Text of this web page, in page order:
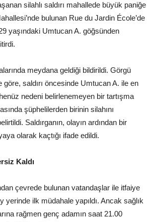
silahlı saldırı mahallede büyük paniğe
bulunan Rue du Jardin École’de
yaşındaki Umtucan A. göğsünden
meydana geldiği bildirildi. Görgü
göre, saldırı öncesinde Umtucan A. ile en
nedeni belirlenemeyen bir tartışma
şüphelilerden birinin silahını
Saldırganın, olayın ardından bir
olarak kaçtığı ifade edildi.
Kaldı
çevrede bulunan vatandaşlar ile itfaiye
yerinde ilk müdahale yapıldı. Ancak sağlık
rağmen genç adamın saat 21.00